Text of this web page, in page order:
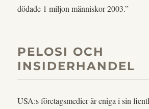
dödade 1 miljon människor 2003.”
PELOSI OCH
INSIDERHANDEL
USA:s företagsmedier är eniga i sin